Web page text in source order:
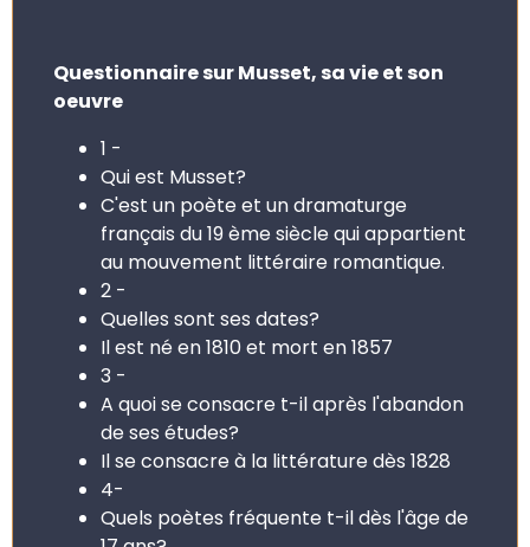
Questionnaire sur Musset, sa vie et son
oeuvre
1 -
Qui est Musset?
C'est un poète et un dramaturge
français du 19 ème siècle qui appartient
au mouvement littéraire romantique.
2 -
Quelles sont ses dates?
Il est né en 1810 et mort en 1857
3 -
A quoi se consacre t-il après l'abandon
de ses études?
Il se consacre à la littérature dès 1828
4-
Quels poètes fréquente t-il dès l'âge de